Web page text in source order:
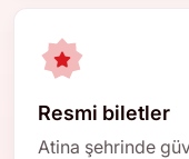
Resmi biletler
Atina şehrinde